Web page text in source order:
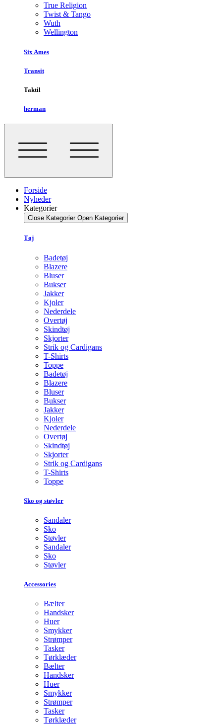
True Religion
Twist & Tango
Wuth
Wellington
Six Ames
Transit
Taktil
herman
Forside
Nyheder
Kategorier
Close Kategorier Open Kategorier
Tøj
Badetøj
Blazere
Bluser
Bukser
Jakker
Kjoler
Nederdele
Overtøj
Skindtøj
Skjorter
Strik og Cardigans
T-Shirts
Toppe
Badetøj
Blazere
Bluser
Bukser
Jakker
Kjoler
Nederdele
Overtøj
Skindtøj
Skjorter
Strik og Cardigans
T-Shirts
Toppe
Sko og støvler
Sandaler
Sko
Støvler
Sandaler
Sko
Støvler
Accessories
Bælter
Handsker
Huer
Smykker
Strømper
Tasker
Tørklæder
Bælter
Handsker
Huer
Smykker
Strømper
Tasker
Tørklæder